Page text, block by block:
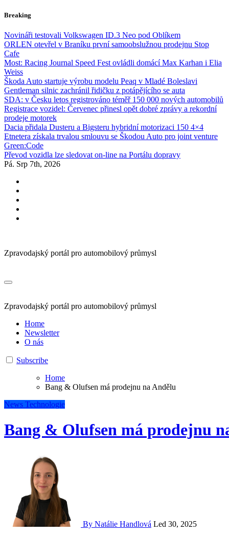
Skip
content
Breaking
Novináři testovali Volkswagen ID.3 Neo pod Oblíkem
ORLEN otevřel v Braníku první samoobslužnou prodejnu Stop
Cafe
Most: Racing Journal Speed Fest ovládli domácí Max Karhan i Elia
Weiss
Škoda Auto startuje výrobu modelu Peaq v Mladé Boleslavi
Gentleman silnic zachránil řidičku z potápějícího se auta
SDA: v Česku letos registrováno téměř 150 000 nových automobilů
Registrace vozidel: Červenec přinesl opět dobré zprávy a rekordní
prodeje motorek
Dacia přidala Dusteru a Bigsteru hybridní motorizaci 150 4×4
Etnetera získala trvalou smlouvu se Škodou Auto pro joint venture
Green:Code
Převod vozidla lze sledovat on-line na Portálu dopravy
Pá. Srp 7th, 2026
Zpravodajský portál pro automobilový průmysl
Zpravodajský portál pro automobilový průmysl
Home
Newsletter
O nás
Subscribe
Home
Bang & Olufsen má prodejnu na Andělu
News Technologie
Bang & Olufsen má prodejnu
By Natálie Handlová Led 30, 2025